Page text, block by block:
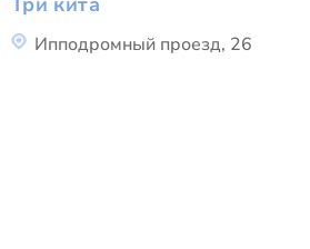
Ипподромный проезд, 26